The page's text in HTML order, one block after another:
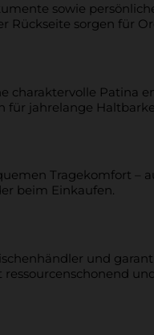
sowie
Rückseite sorgen für
Patina
für jahrelange
Tragekomfort –
beim Einkaufen.
und
und